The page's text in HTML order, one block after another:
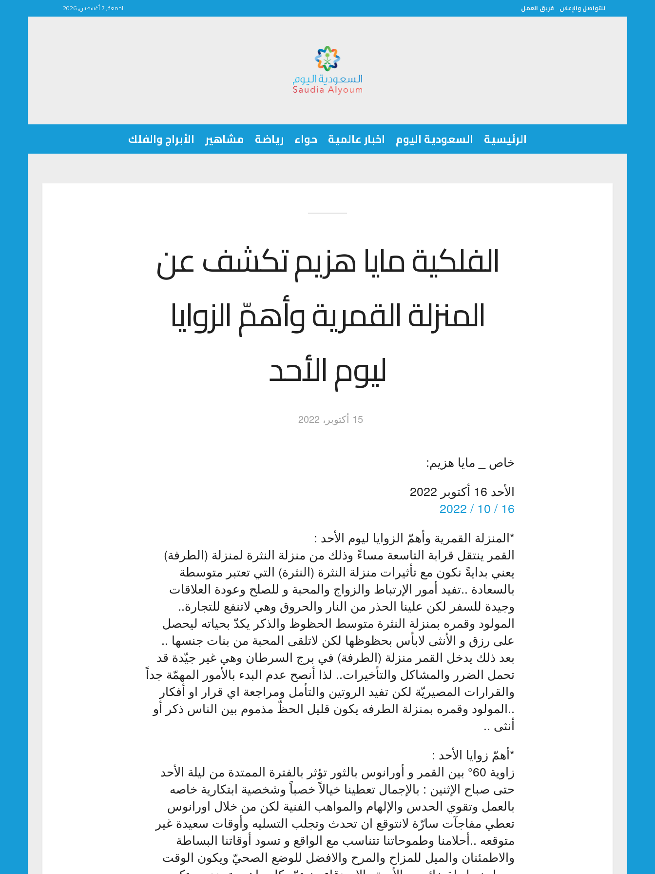
للتواصل والإعلان فريق العمل الجمعة, 7 أغسطس, 2026
الرئيسية السعودية اليوم اخبار عالمية حواء رياضة مشاهير الأبراج والفلك
الفلكية مايا هزيم تكشف عن
المنزلة القمرية وأهمّ الزوايا
ليوم الأحد
15 أكتوبر، 2022
خاص _ مايا هزيم:
الأحد 16 أكتوبر 2022
16 / 10 / 2022
*المنزلة القمرية وأهمّ الزوايا ليوم الأحد :
القمر ينتقل قرابة التاسعة مساءً وذلك من منزلة النثرة لمنزلة (الطرفة)
يعني بدايةً نكون مع تأثيرات منزلة النثرة (النثرة) التي تعتبر متوسطة
بالسعادة ..تفيد أمور الإرتباط والزواج والمحبة و للصلح وعودة العلاقات
وجيدة للسفر لكن علينا الحذر من النار والحروق وهي لاتنفع للتجارة..
المولود وقمره بمنزلة النثرة متوسط الحظوظ والذكر يكدّ بحياته ليحصل
على رزق و الأنثى لابأس بحظوظها لكن لاتلقى المحبة من بنات جنسها ..
بعد ذلك يدخل القمر منزلة (الطرفة) في برج السرطان وهي غير جيّدة قد
تحمل الضرر والمشاكل والتأخيرات.. لذا أنصح عدم البدء بالأمور المهمّة جداً
والقرارات المصيريّة لكن تفيد الروتين والتأمل ومراجعة اي قرار او أفكار
..المولود وقمره بمنزلة الطرفه يكون قليل الحظّ مذموم بين الناس ذكر أو
أنثى ..
*أهمّ زوايا الأحد :
زاوية 60° بين القمر و أورانوس بالثور تؤثر بالفترة الممتدة من ليلة الأحد
حتى صباح الإثنين : بالإجمال تعطينا خيالاً خصباً وشخصية ابتكارية خاصه
بالعمل وتقوي الحدس والإلهام والمواهب الفنية لكن من خلال اورانوس
تعطي مفاجآت سارّة لانتوقع ان تحدث وتجلب التسليه وأوقات سعيدة غير
متوقعه ..أحلامنا وطموحاتنا تتناسب مع الواقع و تسود أوقاتنا البساطة
والاطمئنان والميل للمزاح والمرح والافضل للوضع الصحيّ ويكون الوقت